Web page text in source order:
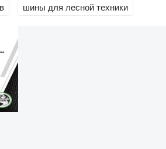
шины для лесной техники